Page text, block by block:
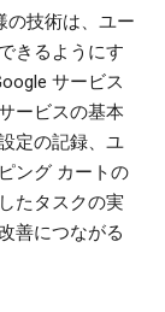
の技術は、ユー
きるようにす
サービス
ービスの基本
定の記録、ユ
ング カートの
たタスクの実
善につながる